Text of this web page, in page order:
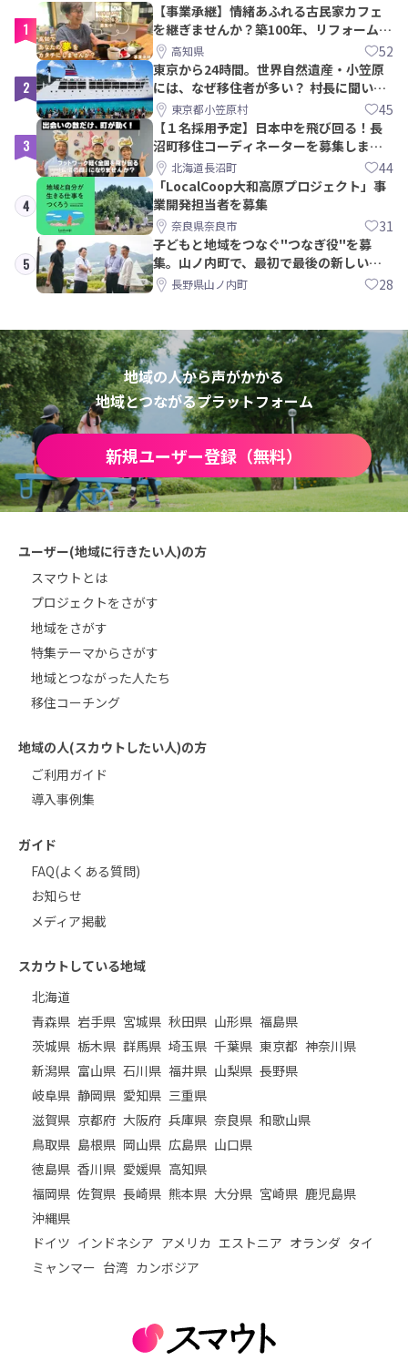
1
【事業承継】情緒あふれる古民家カフェ
を継ぎませんか？築100年、リフォームか
ら約10年！
高知県 52
2
東京から24時間。世界自然遺産・小笠原
には、なぜ移住者が多い？ 村長に聞いて
みた東京都小笠原村 45
3
【１名採用予定】日本中を飛び回る！長
沼町移住コーディネーターを募集しま
す！北海道長沼町 44
4
「LocalCoop大和高原プロジェクト」事
業開発担当者を募集
奈良県奈良市 31
5
子どもと地域をつなぐ"つなぎ役"を募
集。山ノ内町で、最初で最後の新しい学
校づくりを一緒に
長野県山ノ内町 28
地域の人から声がかかる
地域とつながるプラットフォーム
新規ユーザー登録（無料）
ユーザー(地域に行きたい人)の方
スマウトとは
プロジェクトをさがす
地域をさがす
特集テーマからさがす
地域とつながった人たち
移住コーチング
地域の人(スカウトしたい人)の方
ご利用ガイド
導入事例集
ガイド
FAQ(よくある質問)
お知らせ
メディア掲載
スカウトしている地域
北海道
青森県 岩手県 宮城県 秋田県 山形県 福島県
茨城県 栃木県 群馬県 埼玉県 千葉県 東京都 神奈川県
新潟県 富山県 石川県 福井県 山梨県 長野県
岐阜県 静岡県 愛知県 三重県
滋賀県 京都府 大阪府 兵庫県 奈良県 和歌山県
鳥取県 島根県 岡山県 広島県 山口県
徳島県 香川県 愛媛県 高知県
福岡県 佐賀県 長崎県 熊本県 大分県 宮崎県 鹿児島県
沖縄県
ドイツ インドネシア アメリカ エストニア オランダ タイ
ミャンマー 台湾 カンボジア